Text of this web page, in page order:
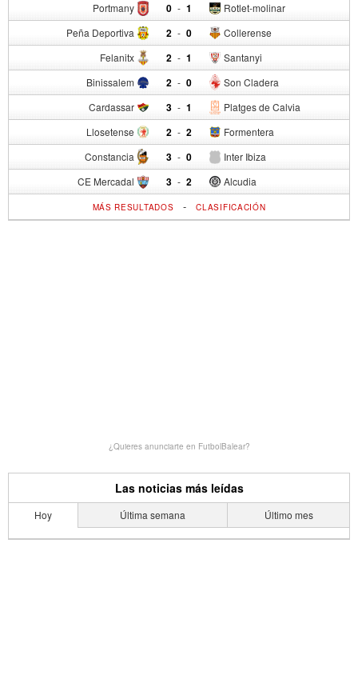
Portmany 0 - Rotlet-molinar
1
Peña Deportiva 2 - Collerense
0
Felanitx 2 - Santanyi
1
Binissalem 2 - Son Cladera
0
Cardassar 3 - Platges de Calvia
1
Llosetense 2 - Formentera
2
Constancia 3 - Inter Ibiza
0
CE Mercadal 3 - Alcudia
2
MÁS RESULTADOS -CLASIFICACIÓN
¿Quieres anunciarte en FutbolBalear?
Las noticias más leídas
Hoy Última semana Último mes